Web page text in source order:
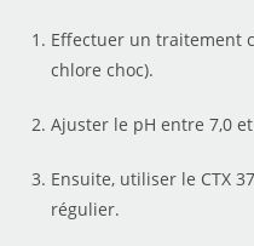
Effectuer un traitement
chlore choc).
Ajuster le pH entre 7,0 et
Ensuite, utiliser le CTX
régulier.